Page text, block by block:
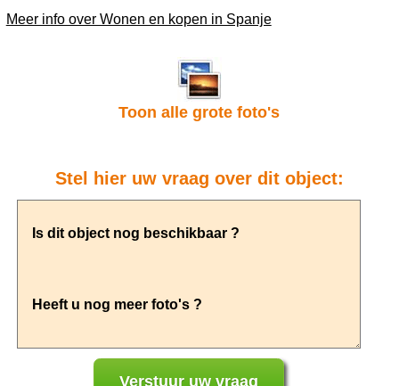
Meer info over Wonen en kopen in Spanje
Toon alle grote foto's
Stel hier uw vraag over dit object: